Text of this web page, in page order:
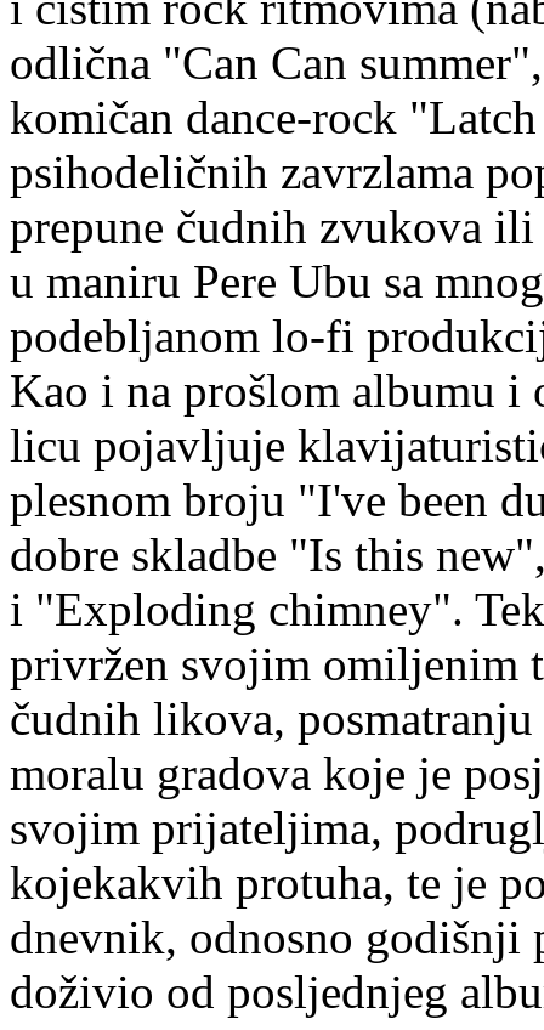
odlična "Can Can
komičan dance-rock
psihodeličnih zavrzlama
prepune čudnih zvukova
u maniru Pere Ubu sa
podebljanom lo-fi
Kao i na prošlom albumu i
licu pojavljuje
plesnom broju "I've been
dobre skladbe "Is this
i "Exploding chimney".
privržen svojim omiljenim
čudnih likova,
moralu gradova koje je
svojim prijateljima,
kojekakvih protuha, te je
dnevnik, odnosno godišnji
doživio od posljednjeg